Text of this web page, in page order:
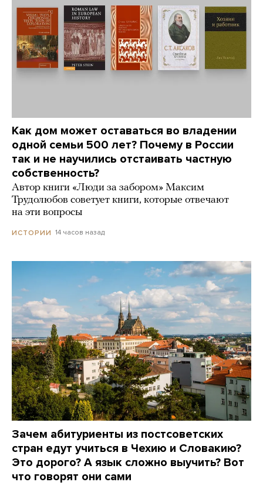
Как дом может оставаться во владении
одной семьи 500 лет? Почему в России
так и не научились отстаивать частную
собственность?
Автор книги «Люди за забором» Максим
Трудолюбов советует книги, которые отвечают
на эти вопросы
ИСТОРИИ 14 часов назад
Зачем абитуриенты из постсоветских
стран едут учиться в Чехию и Словакию?
Это дорого? А язык сложно выучить? Вот
что говорят они сами